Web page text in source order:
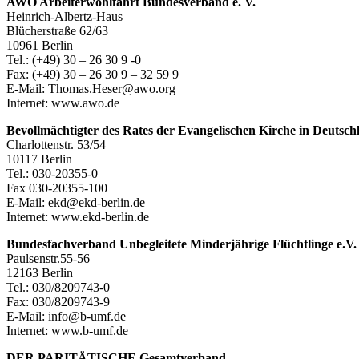
Heinrich-Albertz-Haus
Blücherstraße 62/63
10961 Berlin
Tel.: (+49) 30 – 26 30 9 -0
Fax: (+49) 30 – 26 30 9 – 32 59 9
E-Mail: Thomas.Heser@awo.org
Internet: www.awo.de
Bevollmächtigter des Rates der Evangelischen Kirche in
Charlottenstr. 53/54
10117 Berlin
Tel.: 030-20355-0
Fax 030-20355-100
E-Mail: ekd@ekd-berlin.de
Internet: www.ekd-berlin.de
Bundesfachverband Unbegleitete Minderjährige Flüchtlinge e.V.
Paulsenstr.55-56
12163 Berlin
Tel.: 030/8209743-0
Fax: 030/8209743-9
E-Mail: info@b-umf.de
Internet: www.b-umf.de